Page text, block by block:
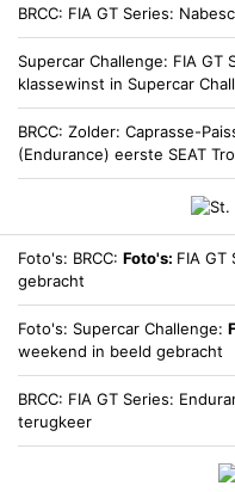
BRCC FIA GT Series:
Supercar Challenge
FIA GT
klassewinst in Supercar
BRCC Zolder: Caprasse-
(Endurance) eerste SEAT
Foto's BRCC Foto's: FIA
gebracht
Foto's Supercar Challenge
weekend in beeld gebracht
BRCC FIA GT Series:
terugkeer